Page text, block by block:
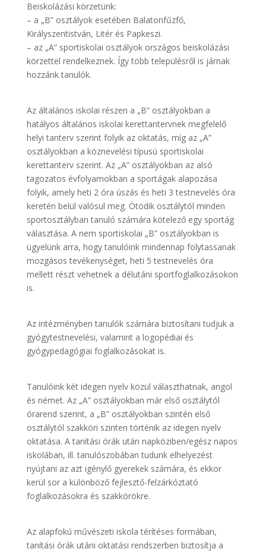
Beiskolázási körzetünk:
– a „B” osztályok esetében Balatonfűzfő,
Királyszentistván, Litér és Papkeszi.
– az „A” sportiskolai osztályok országos beiskolázási
körzettel rendelkeznek. Így több településről is járnak
hozzánk tanulók.
Az általános iskolai részen a „B” osztályokban a
hatályos általános iskolai kerettantervnek megfelelő
helyi tanterv szerint folyik az oktatás, míg az „A”
osztályokban a köznevelési típusú sportiskolai
kerettanterv szerint. Az „A” osztályokban az alsó
tagozatos évfolyamokban a sportágak alapozása
folyik, amely heti 2 óra úszás és heti 3 testnevelés óra
keretén belül valósul meg. Ötödik osztálytól minden
sportosztályban tanuló számára kötelező egy sportág
választása. A nem sportiskolai „B” osztályokban is
ügyelünk arra, hogy tanulóink mindennap folytassanak
mozgásos tevékenységet, heti 5 testnevelés óra
mellett részt vehetnek a délutáni sportfoglalkozásokon
is.
Az intézményben tanulók számára biztosítani tudjuk a
gyógytestnevelési, valamint a logopédiai és
gyógypedagógiai foglalkozásokat is.
Tanulóink két idegen nyelv közül választhatnak, angol
és német. Az „A” osztályokban már első osztálytól
órarend szerint, a „B” osztályokban szintén első
osztálytól szakköri szinten történik az idegen nyelv
oktatása. A tanítási órák után napköziben/egész napos
iskolában, ill. tanulószobában tudunk elhelyezést
nyújtani az azt igénylő gyerekek számára, és ekkor
kerül sor a különböző fejlesztő-felzárkóztató
foglalkozásokra és szakkörökre.
Az alapfokú művészeti iskola térítéses formában,
tanítási órák utáni oktatási rendszerben biztosítja a